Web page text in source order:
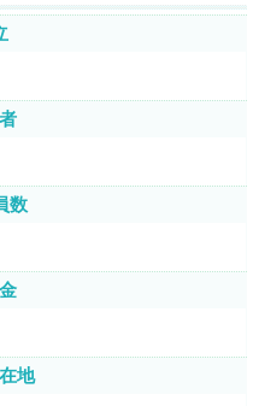
数
地